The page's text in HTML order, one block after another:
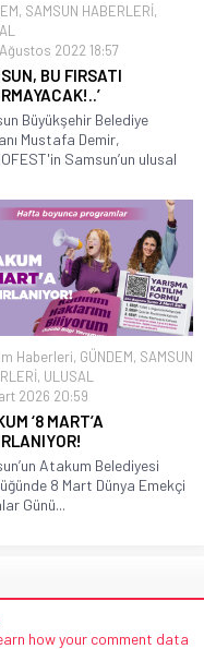
, SAMSUN HABERLERİ,
2022 18:57
BU FIRSATI
Büyükşehir Belediye
Mustafa Demir,
Samsun’un ulusal
Haberleri, GÜNDEM, SAMSUN
, ULUSAL
2026 20:59
‘8 MART’A
Atakum Belediyesi
8 Mart Dünya Emekçi
Günü...
how your comment data